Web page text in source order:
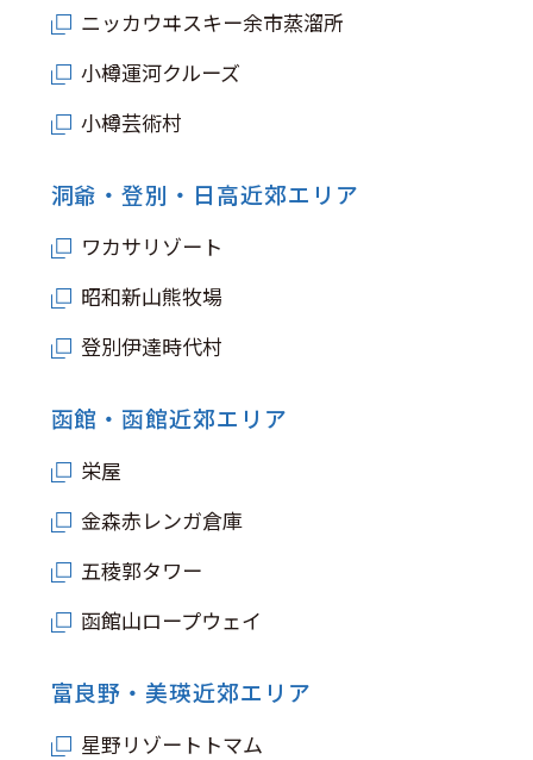
ニッカウヰスキー余市蒸溜所
小樽運河クルーズ
小樽芸術村
洞爺・登別・日高近郊エリア
ワカサリゾート
昭和新山熊牧場
登別伊達時代村
函館・函館近郊エリア
栄屋
金森赤レンガ倉庫
五稜郭タワー
函館山ロープウェイ
富良野・美瑛近郊エリア
星野リゾートトマム